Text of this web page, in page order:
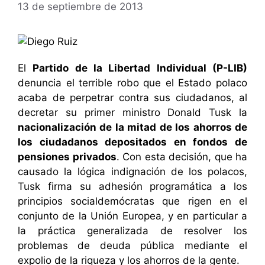
13 de septiembre de 2013
El Partido de la Libertad Individual (P-LIB)
denuncia el terrible robo que el Estado polaco
acaba de perpetrar contra sus ciudadanos, al
decretar su primer ministro Donald Tusk la
nacionalización de la mitad de los ahorros de
los ciudadanos depositados en fondos de
pensiones privados. Con esta decisión, que ha
causado la lógica indignación de los polacos,
Tusk firma su adhesión programática a los
principios socialdemócratas que rigen en el
conjunto de la Unión Europea, y en particular a
la práctica generalizada de resolver los
problemas de deuda pública mediante el
expolio de la riqueza y los ahorros de la gente.